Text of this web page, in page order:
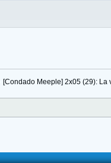
[Condado Meeple] 2x05 (29): La